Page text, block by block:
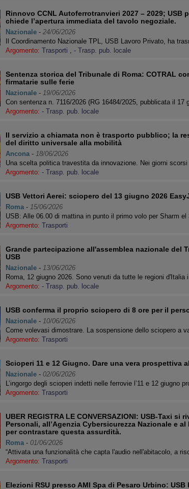
Rinnovo CCNL Autoferrotranvieri 2027 – 2029;
chiede l’apertura immediata del tavolo negoziale.
Nazionale- 24/06/2026
Il Coordinamento Nazionale TPL, USB Lavoro Privato, ha
Argomento: Trasporti , - Trasp. pub. locale
Sentenza storica del Tribunale di Roma: COTRAL
firmatarie sulle ferie
Nazionale- 19/06/2026
Con sentenza n. 7116/2026 (RG 16484/2025, pubblicata il
Argomento: - Trasp. pub. locale
Il servizio a chiamata non è trasporto pubblico; la
del diritto universale alla mobilità
Ancona- 18/06/2026
Una scelta politica travestita da innovazione. Nei giorni
Argomento: - Trasp. pub. locale
USB Vettori Aerei: sciopero del 13 giugno 2026
Roma- 15/06/2026
USB: Alle 06.00 di mattina in punto il primo volo per Sharm
Argomento: Trasporti
Grande partecipazione all'assemblea nazionale del
USB
Nazionale- 13/06/2026
Roma, 12 giugno 2026. Sono venuti da tutte le regioni
Argomento: - Trasp. pub. locale
USB conferma il proprio sciopero di 8 ore per il
Nazionale- 10/06/2026
Come volevasi dimostrare. La sospensione dello sciopero a
Argomento: Trasporti
Scioperi 11 e 12 Giugno. Dare una vera prospettiva
Nazionale- 02/06/2026
L’ingorgo degli scioperi indetti nelle ferrovie l’11 e 12 giugno
Argomento: Trasporti
UBER REGISTRA LE CONVERSAZIONI: USB-Taxi
Personali, all’Agenzia Cybersicurezza Nazionale e
per contrastare questa assurdità.
Roma- 01/06/2026
“Attivata una funzionalità che capta l'audio nell'abitacolo, a
Argomento: Trasporti
Elezioni RSU presso AMI Spa di Pesaro Urbino: